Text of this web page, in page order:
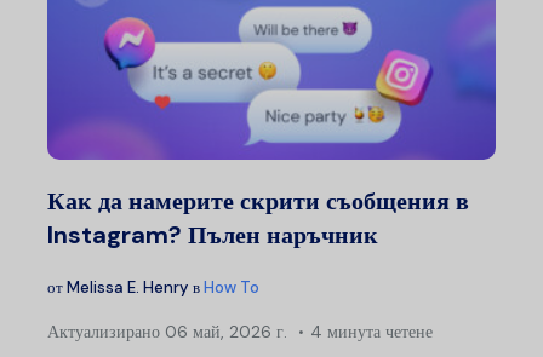
Как да намерите скрити съобщения в
Instagram? Пълен наръчник
отMelissa E. Henry вHow To
Актуализирано 06 май, 2026 г. 4 минута четене